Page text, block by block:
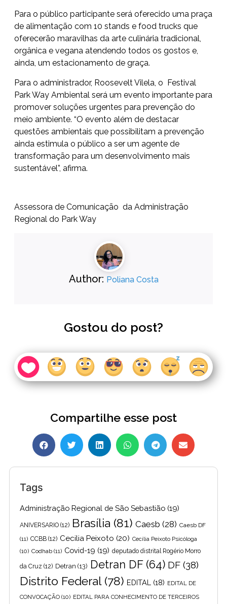
Para o público participante será oferecido uma praça
de alimentação com 10 stands e food trucks que
oferecerão maravilhas da arte culinária tradicional,
orgânica e vegana atendendo todos os gostos e,
ainda, um estacionamento de graça.
Para o administrador, Roosevelt Vilela, o Festival
Park Way Ambiental será um evento importante para
promover soluções urgentes para prevenção do
meio ambiente. “O evento além de destacar
questões ambientais que possibilitam a prevenção
ainda estimula o público a ser um agente de
transformação para um desenvolvimento mais
sustentável”, afirma.
Assessora de Comunicação da Administração
Regional do Park Way
Author: Poliana Costa
Gostou do post?
Compartilhe esse post
Tags
Administração Regional de São Sebastião (19)
ANIVERSARIO (12) Brasília (81) Caesb (28) Caesb DF
(11) CCBB (12) Cecilia Peixoto (20) Cecília Peixoto Psicóloga
(10) Codhab (11) Covid-19 (19) deputado distrital Rogério Morro
da Cruz (12) Detran (13) Detran DF(64) DF (38)
Distrito Federal(78) EDITAL (18) EDITAL DE
CONVOCAÇÃO (10) EDITAL PARA CONHECIMENTO DE TERCEIROS